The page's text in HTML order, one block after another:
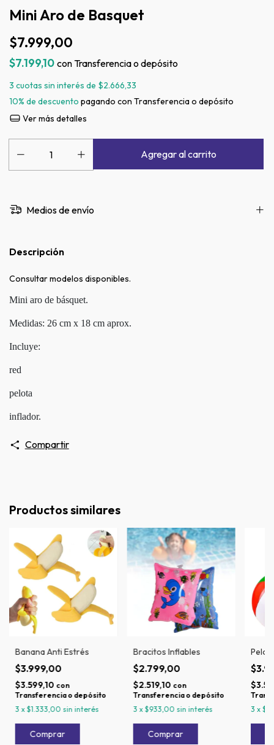
Mini Aro de Basquet
$7.999,00
$7.199,10 conTransferencia o depósito
3 cuotas sin interés de $2.666,33
10% de descuento pagando con Transferencia o depósito
Ver más detalles
Medios de envío
Descripción
Consultar modelos disponibles.
Mini aro de básquet.
Medidas: 26 cm x 18 cm aprox.
Incluye:
red
pelota
inflador.
Compartir
Productos similares
Banana Anti Estrés
$3.999,00
$3.599,10 con
Transferencia o depósito
3 x$1.333,00 sin interés
Bracitos Inflables
$2.799,00
$2.519,10 con
Transferencia o depósito
3 x$933,00 sin interés
3 x